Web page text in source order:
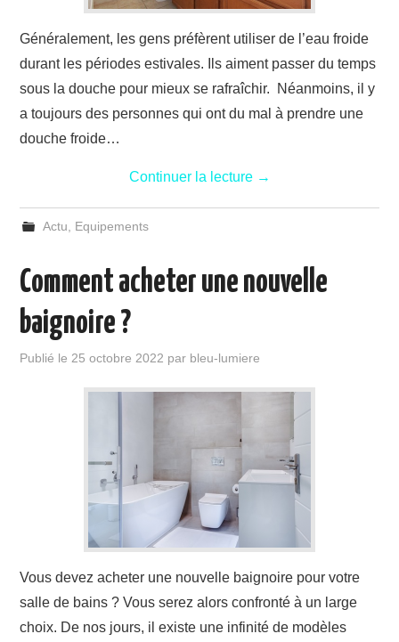
Généralement, les gens préfèrent utiliser de l’eau froide
durant les périodes estivales. Ils aiment passer du temps
sous la douche pour mieux se rafraîchir. Néanmoins, il y
a toujours des personnes qui ont du mal à prendre une
douche froide…
Continuer la lecture →
Actu Equipements
Comment acheter une nouvelle
baignoire ?
Publié le 25 octobre 2022 par bleu-lumiere
Vous devez acheter une nouvelle baignoire pour votre
salle de bains ? Vous serez alors confronté à un large
choix. De nos jours, il existe une infinité de modèles